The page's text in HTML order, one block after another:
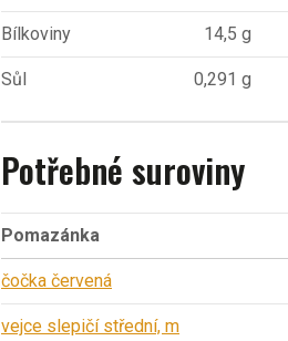
Bílkoviny 14,5 g
Sůl 0,291 g
Potřebné suroviny
Pomazánka
čočka červená
vejce slepičí střední, m